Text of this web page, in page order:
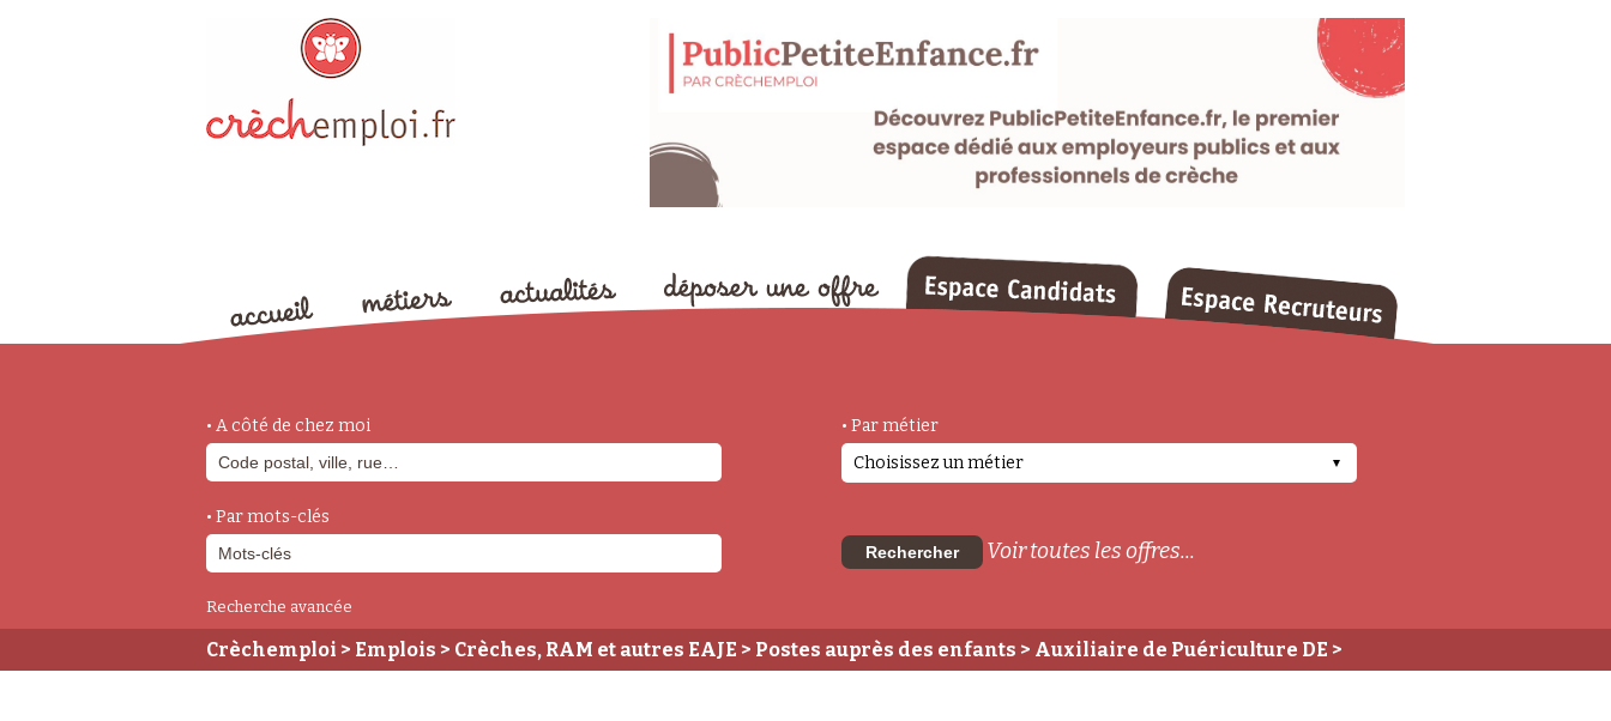
• A côté de chez moi
• Par métier
Choisissez un métier
• Par mots-clés
Rechercher Voir toutes les offres...
Recherche avancée
Crèchemploi > Emplois > Crèches, RAM et autres EAJE > Postes auprès des enfants > Auxiliaire de Puériculture DE >